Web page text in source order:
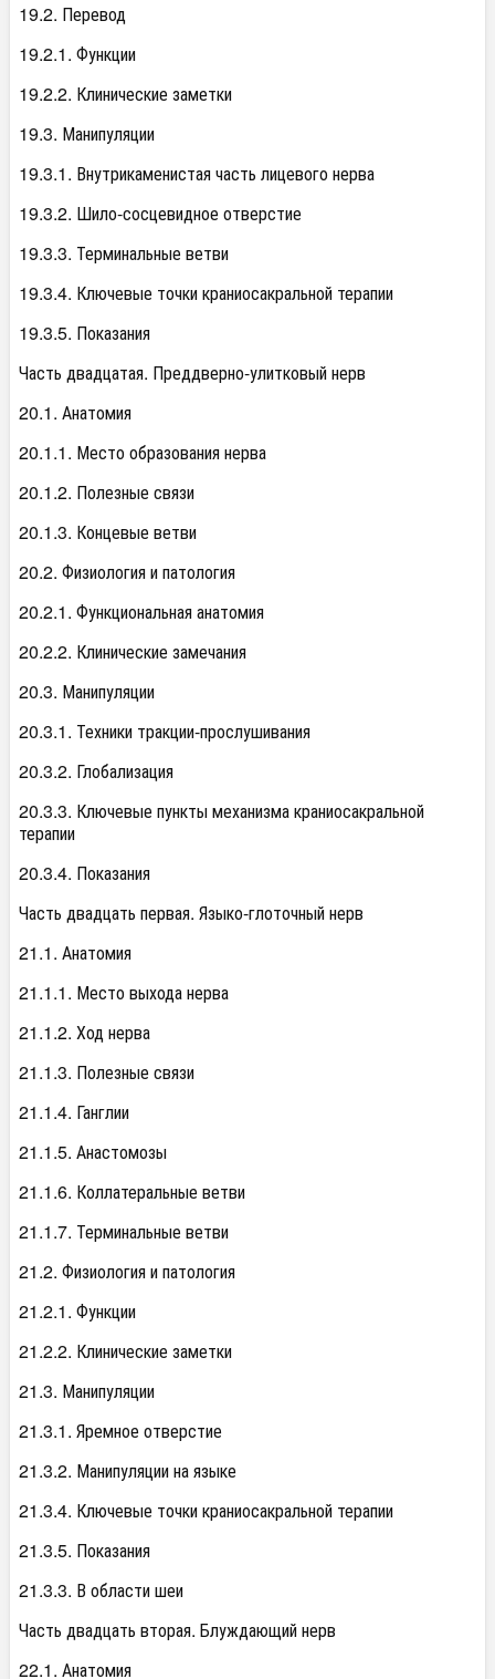
19.2. Перевод
19.2.1. Функции
19.2.2. Клинические заметки
19.3. Манипуляции
19.3.1. Внутрикаменистая часть лицевого нерва
19.3.2. Шило-сосцевидное отверстие
19.3.3. Терминальные ветви
19.3.4. Ключевые точки краниосакральной терапии
19.3.5. Показания
Часть двадцатая. Преддверно-улитковый нерв
20.1. Анатомия
20.1.1. Место образования нерва
20.1.2. Полезные связи
20.1.3. Концевые ветви
20.2. Физиология и патология
20.2.1. Функциональная анатомия
20.2.2. Клинические замечания
20.3. Манипуляции
20.3.1. Техники тракции-прослушивания
20.3.2. Глобализация
20.3.3. Ключевые пункты механизма краниосакральной
терапии
20.3.4. Показания
Часть двадцать первая. Языко-глоточный нерв
21.1. Анатомия
21.1.1. Место выхода нерва
21.1.2. Ход нерва
21.1.3. Полезные связи
21.1.4. Ганглии
21.1.5. Анастомозы
21.1.6. Коллатеральные ветви
21.1.7. Терминальные ветви
21.2. Физиология и патология
21.2.1. Функции
21.2.2. Клинические заметки
21.3. Манипуляции
21.3.1. Яремное отверстие
21.3.2. Манипуляции на языке
21.3.4. Ключевые точки краниосакральной терапии
21.3.5. Показания
21.3.3. В области шеи
Часть двадцать вторая. Блуждающий нерв
22.1. Анатомия